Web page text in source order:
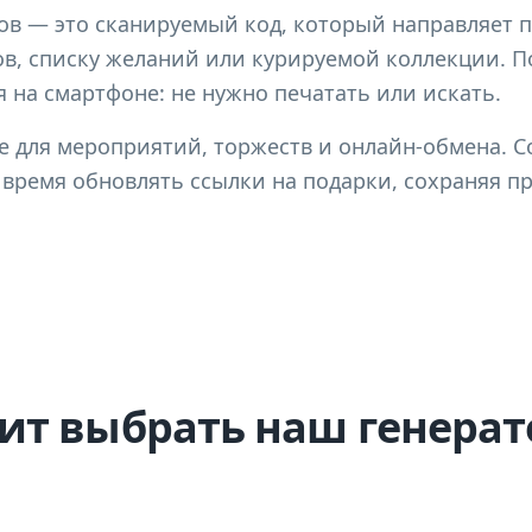
— это сканируемый код, который направляет
списку желаний или курируемой коллекции.
на смартфоне: не нужно печатать или искать.
для мероприятий, торжеств и онлайн-обмена.
обновлять ссылки на подарки, сохраняя
выбрать наш